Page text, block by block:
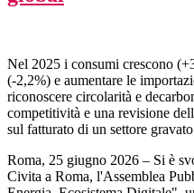
Nel 2025 i consumi crescono
(-2,2%) e aumentare le
riconoscere circolarità e
competitività e una revisione
sul fatturato di un settore
Roma, 25 giugno 2026 – Si è
Civita a Roma, l'Assemblea